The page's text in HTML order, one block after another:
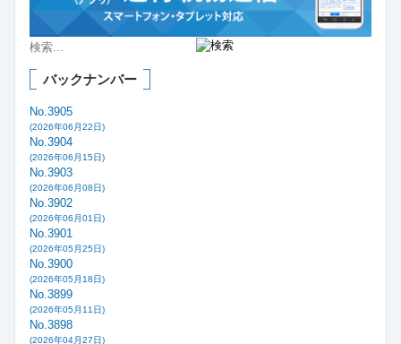
バックナンバー
No.3905
(2026年06月22日)
No.3904
(2026年06月15日)
No.3903
(2026年06月08日)
No.3902
(2026年06月01日)
No.3901
(2026年05月25日)
No.3900
(2026年05月18日)
No.3899
(2026年05月11日)
No.3898
(2026年04月27日)